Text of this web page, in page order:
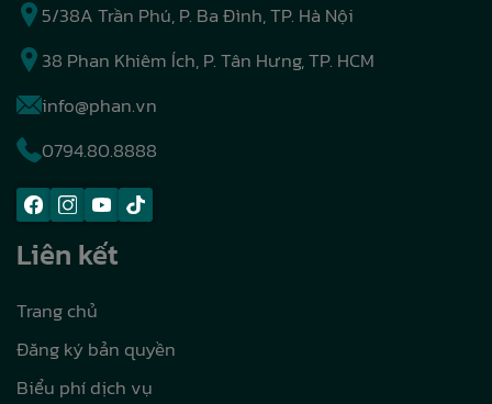
5/38A Trần Phú, P. Ba Đình, TP. Hà Nội
38 Phan Khiêm Ích, P. Tân Hưng, TP. HCM
info@phan.vn
0794.80.8888
Liên kết
Trang chủ
Đăng ký bản quyền
Biểu phí dịch vụ